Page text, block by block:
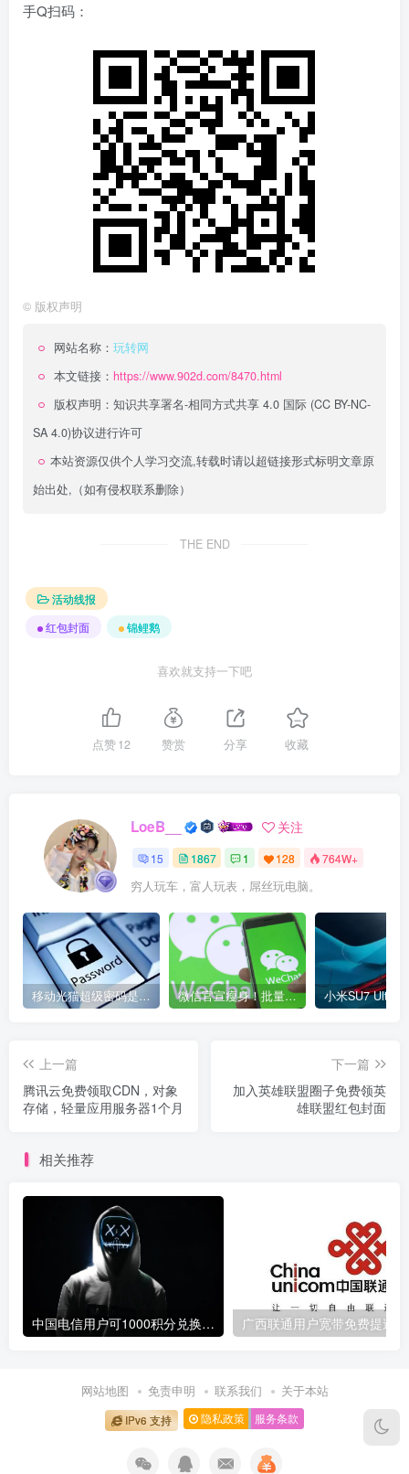
手Q扫码：
© 版权声明
网站名称： 玩转网
本文链接： https://www.902d.com/8470.html
版权声明： 知识共享署名-相同方式共享 4.0 国际 (CC BY-NC-
SA 4.0)协议进行许可
本站资源仅供个人学习交流,转载时请以超链接形式标明文章原
始出处,（如有侵权联系删除）
THE END
活动线报
红包封面
锦鲤鹅
喜欢就支持一下吧
点赞12 赞赏 分享 收藏
LoeB__ 关注
15 1867 1 128 764W+
穷人玩车，富人玩表，屌丝玩电脑。
移动光猫超级密码是多少？移动光猫超级管理员后台账号与密码 微信官宣瘦身！批量清理原图新功能来了 安卓、iOS均可使用
上一篇
腾讯云免费领取CDN，对象
存储，轻量应用服务器1个月
下一篇
加入英雄联盟圈子免费领英
雄联盟红包封面
相关推荐
中国电信用户可1000积分兑换10元话费
网站地图 免责申明 联系我们 关于本站
IPv6 支持 隐私政策 服务条款